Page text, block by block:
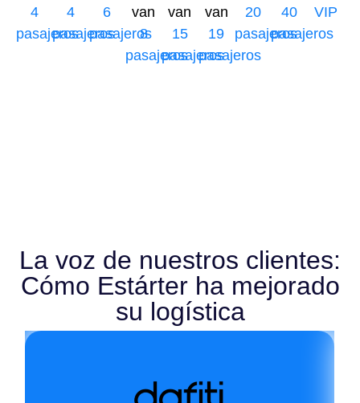
4
pasajeros
4
pasajeros
6
pasajeros
van
8
pasajeros
van
15
pasajeros
van
19
pasajeros
20
pasajeros
40
pasajeros
VIP
La voz de nuestros clientes:
Cómo Estárter ha mejorado
su logística